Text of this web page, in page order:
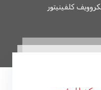
كلفينيتور